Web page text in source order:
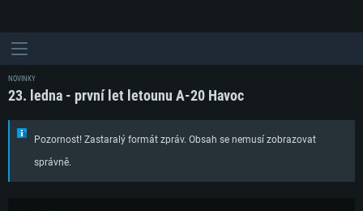
NOVINKY
23. ledna - první let letounu A-20 Havoc
Pozornost! Zastaralý formát zpráv. Obsah se nemusí zobrazovat
správně.